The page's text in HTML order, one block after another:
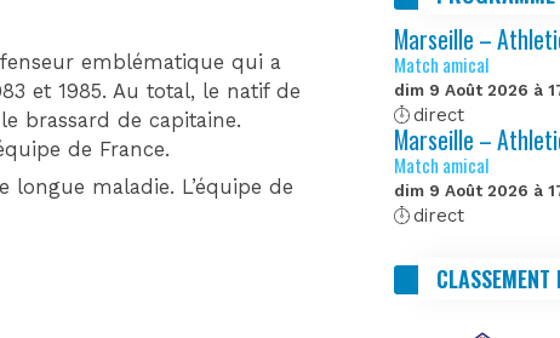
emblématique qui a
et 1985. Au total, le natif de
brassard de capitaine.
de France.
longue maladie. L’équipe de
Marseille –
Match amical
dim 9 Août 2026 à
direct
Marseille –
Match amical
dim 9 Août 2026 à
direct
CLASSEMENT